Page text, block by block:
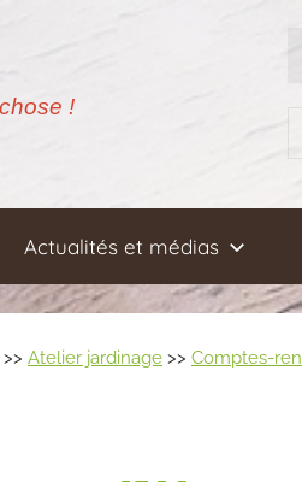
!
Actualités et médias
>> Atelier jardinage >> Comptes-